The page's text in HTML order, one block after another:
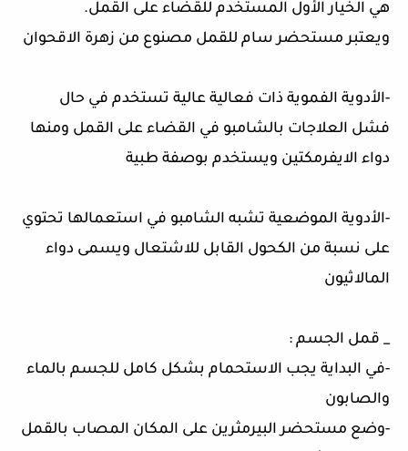
هي الخيار الأول المستخدم للقضاء على القمل.
ويعتبر مستحضر سام للقمل مصنوع من زهرة الاقحوان
-الأدوية الفموية ذات فعالية عالية تستخدم في حال
فشل العلاجات بالشامبو في القضاء على القمل ومنها
دواء الايفرمكتين ويستخدم بوصفة طبية
-الأدوية الموضعية تشبه الشامبو في استعمالها تحتوي
على نسبة من الكحول القابل للاشتعال ويسمى دواء
المالاثيون
_ قمل الجسم :
-في البداية يجب الاستحمام بشكل كامل للجسم بالماء
والصابون
-وضع مستحضر البيرمثرين على المكان المصاب بالقمل